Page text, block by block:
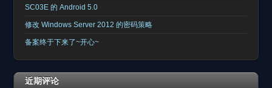
SC03E 的 Android 5.0
修改 Windows Server 2012 的密码策略
备案终于下来了~开心~
近期评论